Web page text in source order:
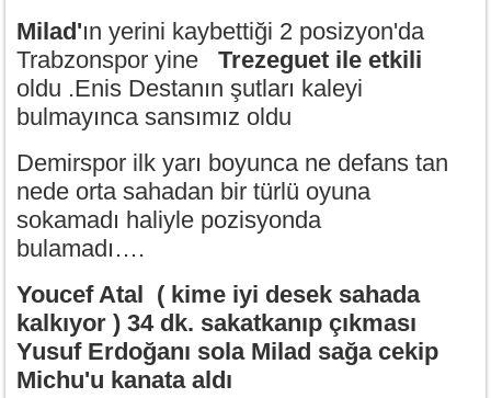
Milad'ın yerini kaybettiği 2 posizyon'da
Trabzonspor yine Trezeguet ile etkili
oldu .Enis Destanın şutları kaleyi
bulmayınca sansımız oldu
Demirspor ilk yarı boyunca ne defans tan
nede orta sahadan bir türlü oyuna
sokamadı haliyle pozisyonda
bulamadı….
Youcef Atal ( kime iyi desek sahada
kalkıyor ) 34 dk. sakatkanıp çıkması
Yusuf Erdoğanı sola Milad sağa cekip
Michu'u kanata aldı